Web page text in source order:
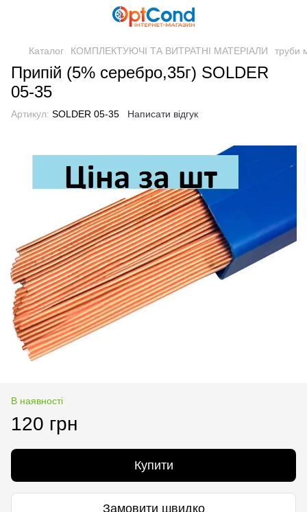
Каталог КОМПЛЕКТУЮЧІ ТА ВИТРАТНІ МАТЕРІАЛИ труби
Припій (5% серебро,35г) SOLDER
05-35
Артикул: SOLDER 05-35 Написати відгук
В наявності
120 грн
Купити
Замовити швидко